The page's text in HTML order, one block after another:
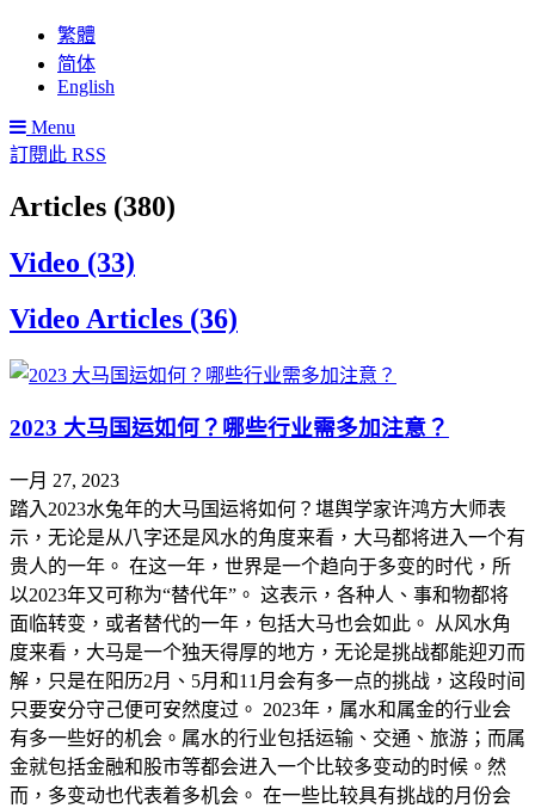
繁體
简体
English
Menu
訂閱此 RSS
Articles (380)
Video (33)
Video Articles (36)
2023 大马国运如何？哪些行业需多加注意？
一月 27, 2023
踏入2023水兔年的大马国运将如何？堪舆学家许鸿方大师表
示，无论是从八字还是风水的角度来看，大马都将进入一个有
贵人的一年。 在这一年，世界是一个趋向于多变的时代，所
以2023年又可称为“替代年”。 这表示，各种人、事和物都将
面临转变，或者替代的一年，包括大马也会如此。 从风水角
度来看，大马是一个独天得厚的地方，无论是挑战都能迎刃而
解，只是在阳历2月、5月和11月会有多一点的挑战，这段时间
只要安分守己便可安然度过。 2023年，属水和属金的行业会
有多一些好的机会。属水的行业包括运输、交通、旅游；而属
金就包括金融和股市等都会进入一个比较多变动的时候。然
而，多变动也代表着多机会。 在一些比较具有挑战的月份会